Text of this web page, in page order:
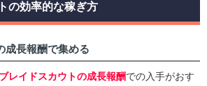
の効率的な稼ぎ方
成長報酬で集める
ブレイドスカウトの成長報酬での入手がおす